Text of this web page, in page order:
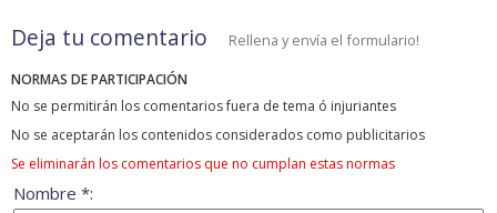
Deja tu comentario Rellena y envía el formulario!
NORMAS DE PARTICIPACIÓN
No se permitirán los comentarios fuera de tema ó injuriantes
No se aceptarán los contenidos considerados como publicitarios
Se eliminarán los comentarios que no cumplan estas normas
Nombre *: